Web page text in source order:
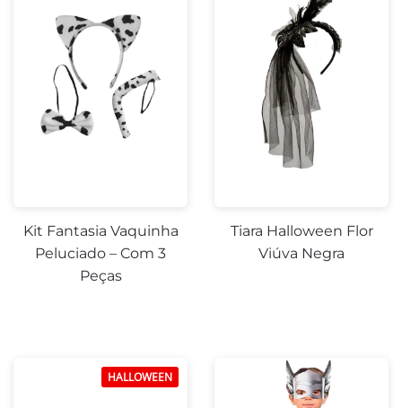
Kit Fantasia Vaquinha
Peluciado – Com 3
Peças
Tiara Halloween Flor
Viúva Negra
HALLOWEEN
-15%